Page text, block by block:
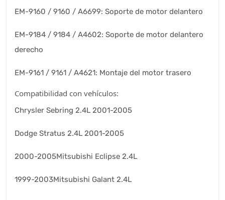
EM-9160 / 9160 / A6699: Soporte de motor delantero
EM-9184 / 9184 / A4602: Soporte de motor delantero
derecho
EM-9161 / 9161 / A4621: Montaje del motor trasero
Compatibilidad con vehículos:
Chrysler Sebring 2.4L 2001-2005
Dodge Stratus 2.4L 2001-2005
2000-2005Mitsubishi Eclipse 2.4L
1999-2003Mitsubishi Galant 2.4L